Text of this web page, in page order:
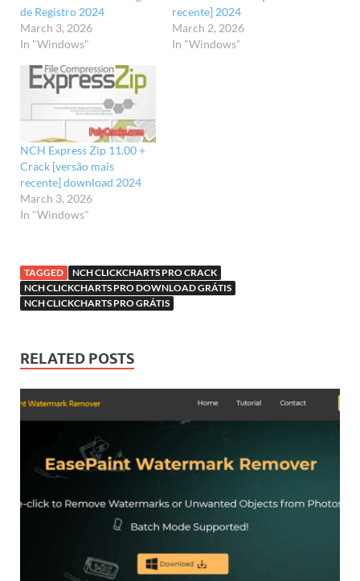
de Registro 2024
March 3, 2026
In "Windows"
recente] 2024
March 2, 2026
In "Windows"
NCH Express Zip 11.00 +
Crack [versão mais
recente] download 2024
March 3, 2026
In "Windows"
TAGGED
NCH CLICKCHARTS PRO CRACK
NCH CLICKCHARTS PRO DOWNLOAD GRÁTIS
NCH CLICKCHARTS PRO GRÁTIS
RELATED POSTS